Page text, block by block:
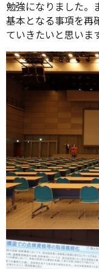
勉強になりました。
基本となる事項を再
ていきたいと思います